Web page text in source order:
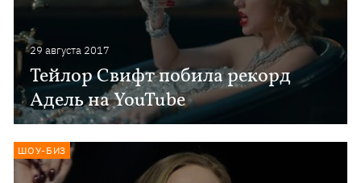
29 августа 2017
Тейлор Свифт побила рекорд
Адель на YouTube
ШОУ-БИЗ